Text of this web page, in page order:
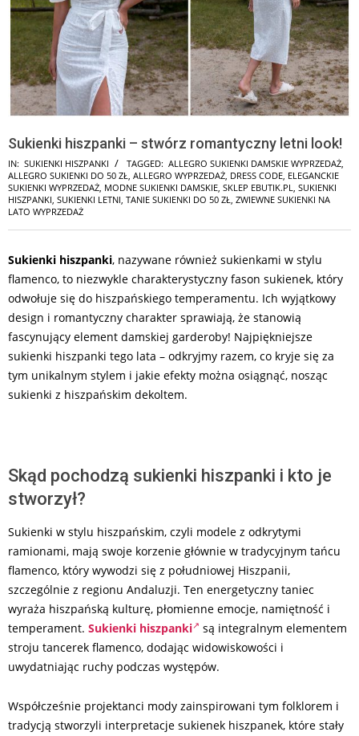
Sukienki hiszpanki – stwórz romantyczny letni look!
IN: SUKIENKI HISZPANKI TAGGED: ALLEGRO SUKIENKI DAMSKIE WYPRZEDAŻ,
ALLEGRO SUKIENKI DO 50 ZŁ, ALLEGRO WYPRZEDAŻ, DRESS CODE, ELEGANCKIE
SUKIENKI WYPRZEDAŻ, MODNE SUKIENKI DAMSKIE, SKLEP EBUTIK.PL, SUKIENKI
HISZPANKI, SUKIENKI LETNI, TANIE SUKIENKI DO 50 ZŁ, ZWIEWNE SUKIENKI NA
LATO WYPRZEDAŻ
Sukienki hiszpanki, nazywane również sukienkami w stylu
flamenco, to niezwykle charakterystyczny fason sukienek, który
odwołuje się do hiszpańskiego temperamentu. Ich wyjątkowy
design i romantyczny charakter sprawiają, że stanowią
fascynujący element damskiej garderoby! Najpiękniejsze
sukienki hiszpanki tego lata – odkryjmy razem, co kryje się za
tym unikalnym stylem i jakie efekty można osiągnąć, nosząc
sukienki z hiszpańskim dekoltem.
Skąd pochodzą sukienki hiszpanki i kto je
stworzył?
Sukienki w stylu hiszpańskim, czyli modele z odkrytymi
ramionami, mają swoje korzenie głównie w tradycyjnym tańcu
flamenco, który wywodzi się z południowej Hiszpanii,
szczególnie z regionu Andaluzji. Ten energetyczny taniec
wyraża hiszpańską kulturę, płomienne emocje, namiętność i
temperament. Sukienki hiszpanki
są integralnym elementem
stroju tancerek flamenco, dodając widowiskowości i
uwydatniając ruchy podczas występów.
Współcześnie projektanci mody zainspirowani tym folklorem i
tradycją stworzyli interpretacje sukienek hiszpanek, które stały